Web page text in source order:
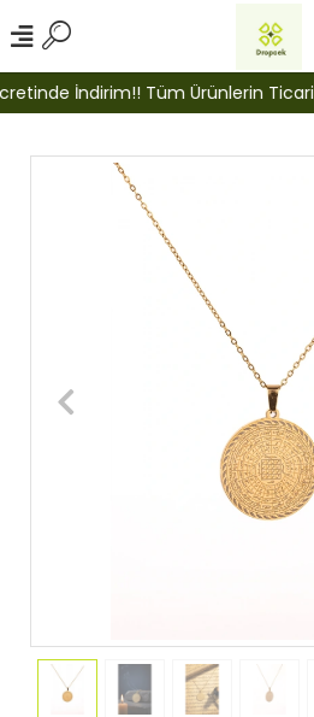
İndirim!! Tüm Ürünlerin Ticari